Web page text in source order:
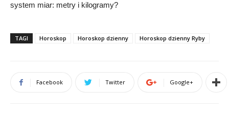
system miar: metry i kilogramy?
TAGI Horoskop Horoskop dzienny Horoskop dzienny Ryby
Facebook Twitter Google+